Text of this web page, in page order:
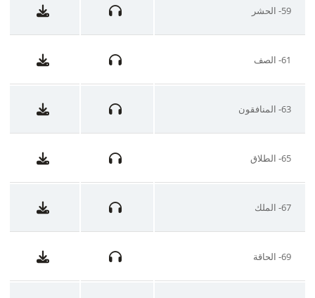
59- الحشر
61- الصف
63- المنافقون
65- الطلاق
67- الملك
69- الحاقة